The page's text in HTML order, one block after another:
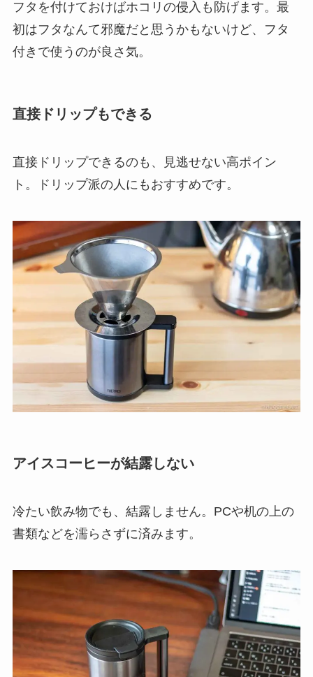
フタを付けておけばホコリの侵入も防げます。最
初はフタなんて邪魔だと思うかもないけど、フタ
付きで使うのが良さ気。
直接ドリップもできる
直接ドリップできるのも、見逃せない高ポイン
ト。ドリップ派の人にもおすすめです。
アイスコーヒーが結露しない
冷たい飲み物でも、結露しません。PCや机の上の
書類などを濡らさずに済みます。